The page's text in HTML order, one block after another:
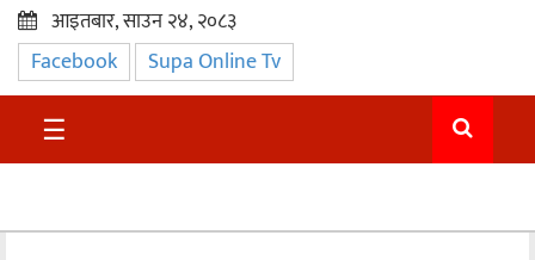
प्रमुख
समाचार
सुदुर
आइतबार, साउन २४, २०८३
Facebook Supa Online Tv
☰